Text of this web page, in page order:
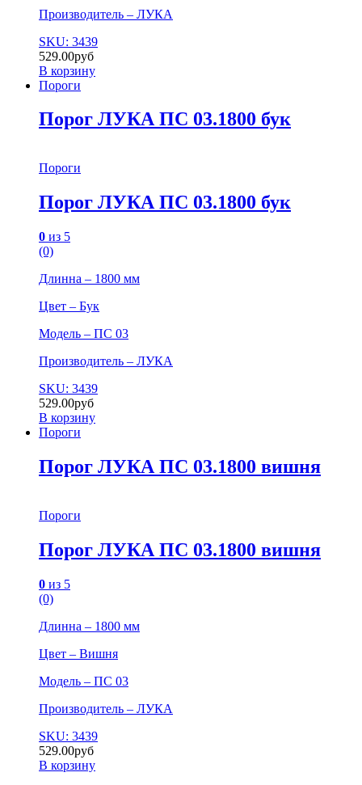
Производитель – ЛУКА
SKU: 3439
529.00руб
В корзину
Пороги
Порог ЛУКА ПС 03.1800 бук
Пороги
Порог ЛУКА ПС 03.1800 бук
0 из 5
(0)
Длинна – 1800 мм
Цвет – Бук
Модель – ПС 03
Производитель – ЛУКА
SKU: 3439
529.00руб
В корзину
Пороги
Порог ЛУКА ПС 03.1800 вишня
Пороги
Порог ЛУКА ПС 03.1800 вишня
0 из 5
(0)
Длинна – 1800 мм
Цвет – Вишня
Модель – ПС 03
Производитель – ЛУКА
SKU: 3439
529.00руб
В корзину